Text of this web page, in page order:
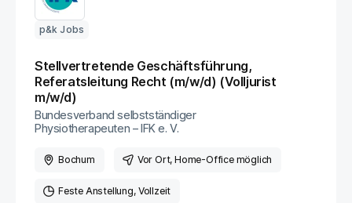
p&k Jobs
Stellvertretende Geschäftsführung,
Referatsleitung Recht (m/w/d) (Volljurist
m/w/d)
Bundesverband selbstständiger
Physiotherapeuten – IFK e. V.
Bochum Vor Ort, Home-Office möglich
Feste Anstellung Vollzeit